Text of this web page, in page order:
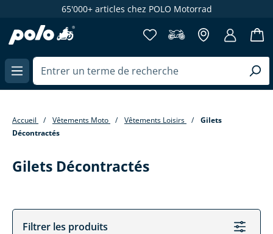
65'000+ articles chez POLO Motorrad
Accueil Vêtements Moto Vêtements Loisirs
Gilets
Décontractés
Gilets Décontractés
Filtrer les produits